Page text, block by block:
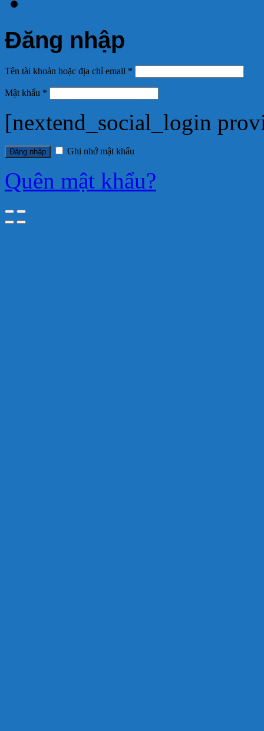
Đăng nhập
Tên tài khoản hoặc địa chỉ email *
Mật khẩu *
[nextend_social_login
Đăng nhập Ghi nhớ mật khẩu
Quên mật khẩu?